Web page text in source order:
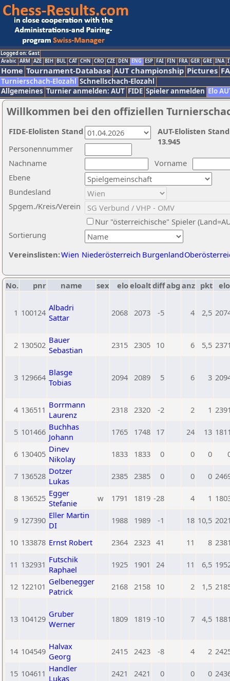
Logged on: Gast
Arabic ARM AZE BIH BUL CAT CHN CRO CZE DEN ENG ESP FAI FIN FRA GER GRE INA
Home Tournament-Database AUT championship Pictures
Turnierschach-Elozahl Schnellschach-Elozahl
Allgemeines Turnier anmelden: AUT FIDE Spieler anmelden Elo
Willkommen bei den offiziellen
Nachname
Vorname
Ebene
Sortierung
Personennummer
Bundesland
Spgem./Kreis/Verein
Nur "österreichische" Spieler
Vereinslisten:Wien Niederösterreich Burgenland
AUT-Elolisten
13.945
FIDE-Elolisten Stand
No. pnr name sex eloeloaltdiffabg anz pkt
1 100124 Albadri
Sattar
2068 2073 -5 4 2,5
2 130502 Bauer
Sebastian
2315 2305 10 6 5,5
3 129664 Blasge
Tobias
2094 2089 5 6 3
4 136511 Borrmann
Laurenz
2318 2320 -2 2 1
5 101466 Buchhas
Johann
1765 1748 17 24 13
6 130405 Dinev
Nikolay
1833 1833 0 0 0
7 136528 Dotzer
Lukas
2385 2385 0 0 0
8 136525 Egger
Stefanie
w 1791 1819 -28 4 1
9 127390 Eller Martin
DI
1988 1989 -1 18 10,5
10 133878 Ernst Robert 2364 2323 41 11 8
11 132931 Futschik
Raphael
1925 1901 24 11 6,5
12 122101 Gelbenegger
Patrick
2168 2158 10 2 1,5
13 104129 Gruber
Werner
1809 1819 -10 7 4,5
14 104549 Halvax
Georg
2415 2423 -8 4 2
15 104611 Handler
Lukas
2421 2421 0 0 0